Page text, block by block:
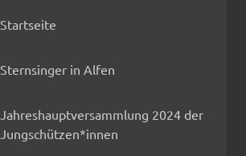
Startseite
Sternsinger in Alfen
Jahreshauptversammlung 2024 der
Jungschützen*innen